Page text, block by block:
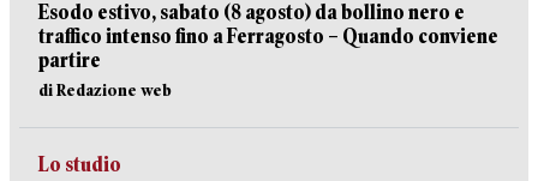
Esodo estivo, sabato (8 agosto) da bollino nero e
traffico intenso fino a Ferragosto – Quando conviene
partire
di Redazione web
Lo studio